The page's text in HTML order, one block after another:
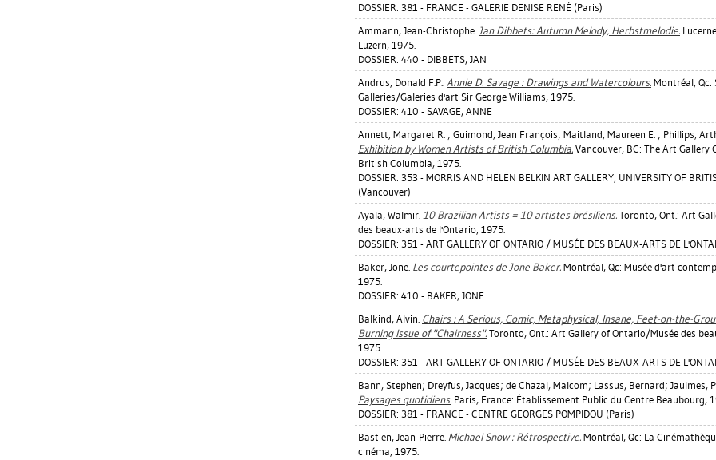
DOSSIER: 381 - FRANCE - GALERIE DENISE RENÉ (Paris)
Ammann, Jean-Christophe. Jan Dibbets: Autumn Melody, Herbstmelodie.
Luzern, 1975.
DOSSIER: 440 - DIBBETS, JAN
Andrus, Donald F.P.. Annie D. Savage : Drawings and Watercolours. Montréal, Qc:
Galleries/Galeries d'art Sir George Williams, 1975.
DOSSIER: 410 - SAVAGE, ANNE
Annett, Margaret R. ; Guimond, Jean François; Maitland, Maureen E. ; Phillips,
Exhibition by Women Artists of British Columbia. Vancouver, BC: The Art
British Columbia, 1975.
DOSSIER: 353 - MORRIS AND HELEN BELKIN ART GALLERY, UNIVERSITY OF
(Vancouver)
Ayala, Walmir. 10 Brazilian Artists = 10 artistes brésiliens. Toronto, Ont.: Art
des beaux-arts de l'Ontario, 1975.
DOSSIER: 351 - ART GALLERY OF ONTARIO / MUSÉE DES BEAUX-ARTS DE
Baker, Jone. Les courtepointes de Jone Baker. Montréal, Qc: Musée d'art
1975.
DOSSIER: 410 - BAKER, JONE
Balkind, Alvin. Chairs : A Serious, Comic, Metaphysical, Insane, Feet-on-the-
Burning Issue of "Chairness". Toronto, Ont.: Art Gallery of Ontario/Musée des
1975.
DOSSIER: 351 - ART GALLERY OF ONTARIO / MUSÉE DES BEAUX-ARTS DE
Bann, Stephen; Dreyfus, Jacques; de Chazal, Malcom; Lassus, Bernard; Jaulmes,
Paysages quotidiens. Paris, France: Établissement Public du Centre Beaubourg,
DOSSIER: 381 - FRANCE - CENTRE GEORGES POMPIDOU (Paris)
Bastien, Jean-Pierre. Michael Snow : Rétrospective. Montréal, Qc: La
cinéma, 1975.